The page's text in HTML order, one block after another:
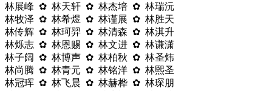
林展峰 ✿ 林天轩 ✿ 林杰培 ✿ 林瑞沅
林牧泽 ✿ 林希煜 ✿ 林谨展 ✿ 林胜天
林传辉 ✿ 林珂羿 ✿ 林清森 ✿ 林淇升
林烁志 ✿ 林恩赐 ✿ 林文进 ✿ 林谦潇
林子阔 ✿ 林博声 ✿ 林柏秋 ✿ 林圣炜
林尚腾 ✿ 林青元 ✿ 林铭洋 ✿ 林熙圣
林冠珲 ✿ 林飞晨 ✿ 林赫桦 ✿ 林琛朋